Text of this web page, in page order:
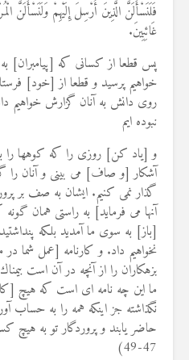
فَلَنَسْأَلَنَّ الَّذِينَ أُرْسِلَ إِلَيْهِمْ وَلَنَسْأَلَنَّ
غَائِبِينَ.
پس قطعا از كسانى كه [پيامبران]
خواهيم پرسيد و قطعا از [خود]
روى دانش به آنان گزارش خواهيم
نبوده‏ ايم
و [ياد كن] روزى را كه كوهها را
آشكار [و صاف] مى ‏بينى و آنان را
گذار نمى ‏كنيم. ايشان به صف بر
آنها مى‏ فرمايد] به راستى همان گونه
[باز] به سوى ما آمديد بلكه
نخواهيم داد. و كارنامه [عمل شما در
بزهكاران را از آنچه در آن است
ما اين چه نامه‏ اى است كه هيچ
نگذاشته جز اينكه همه را به حساب
حاضر يابند و پروردگار تو به
47-49)